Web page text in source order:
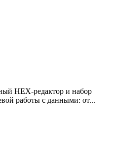
HEX-редактор и набор
работы с данными: от...